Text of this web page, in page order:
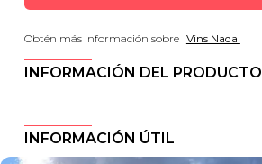
Obtén más información sobre Vins Nadal
INFORMACIÓN DEL PRODUCTO
INFORMACIÓN ÚTIL